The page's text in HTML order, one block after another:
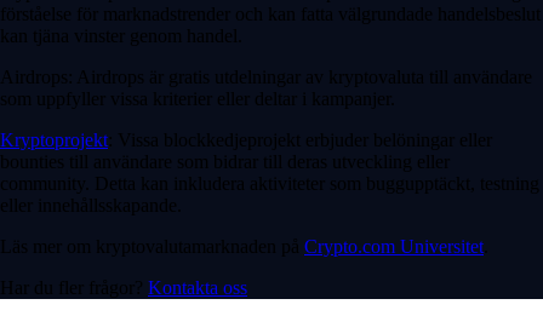
förståelse för marknadstrender och kan fatta välgrundade handelsbeslut
kan tjäna vinster genom handel.
Airdrops: Airdrops är gratis utdelningar av kryptovaluta till användare
som uppfyller vissa kriterier eller deltar i kampanjer.
Kryptoprojekt: Vissa blockkedjeprojekt erbjuder belöningar eller
bounties till användare som bidrar till deras utveckling eller
community. Detta kan inkludera aktiviteter som buggupptäckt, testning
eller innehållsskapande.
Läs mer om kryptovalutamarknaden på Crypto.com Universitet
Har du fler frågor? Kontakta oss